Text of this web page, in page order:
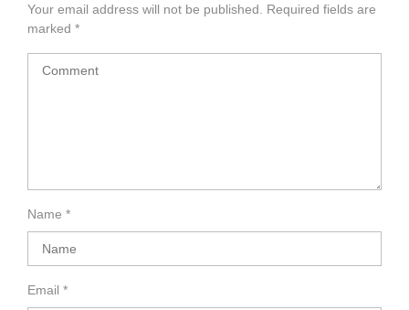
Your email address will not be published. Required fields are
marked *
Name *
Email *